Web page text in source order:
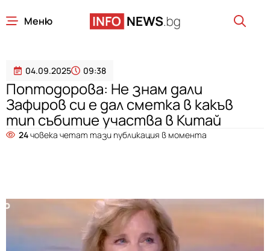
Меню
04.09.2025 09:38
Поптодорова: Не знам дали
Зафиров си е дал сметка в какъв
тип събитие участва в Китай
24човека четат тази публикация в момента